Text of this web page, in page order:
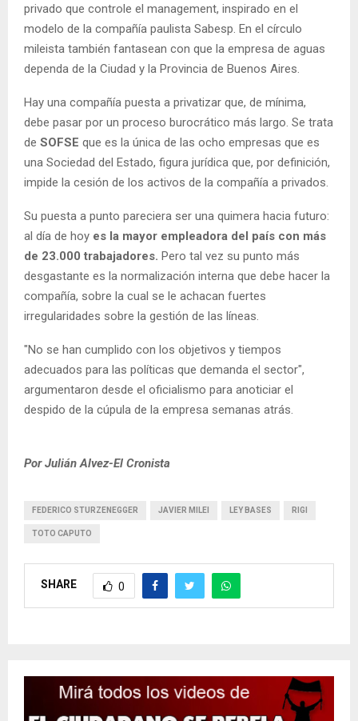
privado que controle el management, inspirado en el
modelo de la compañía paulista Sabesp. En el círculo
mileista también fantasean con que la empresa de aguas
dependa de la Ciudad y la Provincia de Buenos Aires.
Hay una compañía puesta a privatizar que, de mínima,
debe pasar por un proceso burocrático más largo. Se trata
de SOFSE que es la única de las ocho empresas que es
una Sociedad del Estado, figura jurídica que, por definición,
impide la cesión de los activos de la compañía a privados.
Su puesta a punto pareciera ser una quimera hacia futuro:
al día de hoy es la mayor empleadora del país con más
de 23.000 trabajadores. Pero tal vez su punto más
desgastante es la normalización interna que debe hacer la
compañía, sobre la cual se le achacan fuertes
irregularidades sobre la gestión de las líneas.
"No se han cumplido con los objetivos y tiempos
adecuados para las políticas que demanda el sector",
argumentaron desde el oficialismo para anoticiar el
despido de la cúpula de la empresa semanas atrás.
Por Julián Alvez-El Cronista
FEDERICO STURZENEGGER JAVIER MILEI LEY BASES RIGI
TOTO CAPUTO
SHARE 0